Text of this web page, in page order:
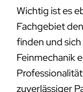
Wichtig ist es
Fachgebiet
finden und
Feinmechanik
zuverlässiger